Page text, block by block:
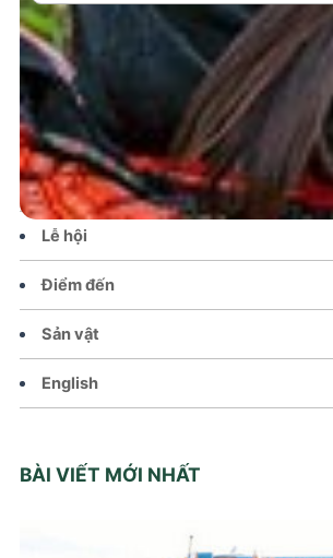
Trang chủ
Tin tức – Sự kiện
Chính sách
Văn hoá – Đời sống
Lễ hội
Điểm đến
Sản vật
English
BÀI VIẾT MỚI NHẤT